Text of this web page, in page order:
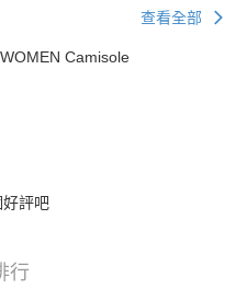
查看全部
WOMEN Camisole
評吧
行